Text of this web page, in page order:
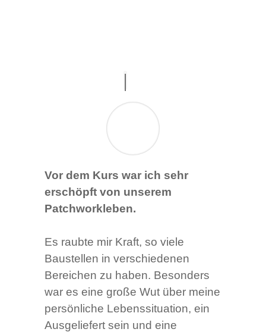
Vor dem Kurs war ich sehr
erschöpft von unserem
Patchworkleben.
Es raubte mir Kraft, so viele
Baustellen in verschiedenen
Bereichen zu haben. Besonders
war es eine große Wut über meine
persönliche Lebenssituation, ein
Ausgeliefert sein und eine